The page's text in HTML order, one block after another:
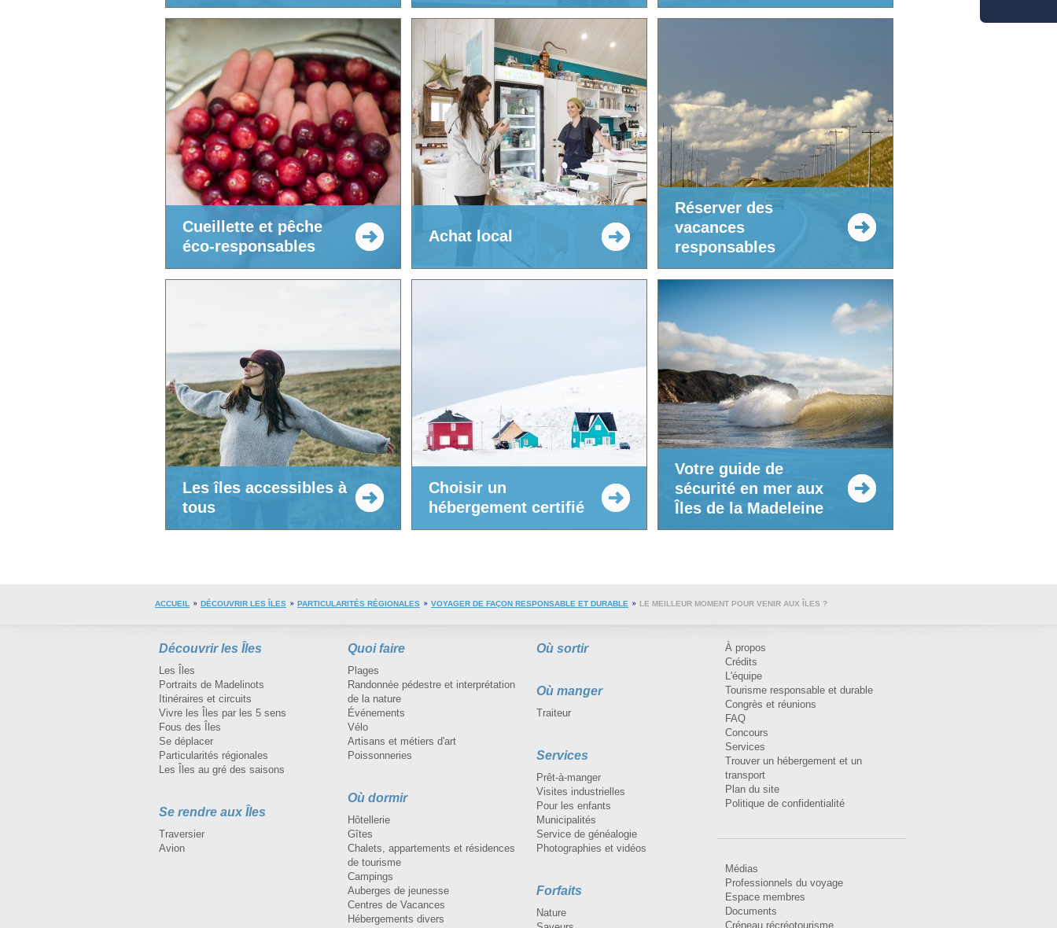
Cueillette et pêche
éco-responsables
Achat local
Réserver des
vacances
responsables
Les îles accessibles à
tous
Choisir un
hébergement certifié
Votre guide de
sécurité en mer aux
Îles de la Madeleine
ACCUEIL DÉCOUVRIR LES ÎLES PARTICULARITÉS RÉGIONALES VOYAGER DE FAÇON RESPONSABLE ET DURABLE LE MEILLEUR MOMENT POUR VENIR AUX ÎLES ?
Découvrir les Îles
Les Îles
Portraits de Madelinots
Itinéraires et circuits
Vivre les Îles par les 5 sens
Fous des Îles
Se déplacer
Particularités régionales
Les Îles au gré des saisons
Se rendre aux Îles
Traversier
Avion
Quoi faire
Plages
Randonnée pédestre et interprétation
de la nature
Événements
Vélo
Artisans et métiers d'art
Poissonneries
Où dormir
Hôtellerie
Gîtes
Chalets, appartements et résidences
de tourisme
Campings
Auberges de jeunesse
Centres de Vacances
Hébergements divers
Où sortir
Où manger
Traiteur
Services
Prêt-à-manger
Visites industrielles
Pour les enfants
Municipalités
Service de généalogie
Photographies et vidéos
Forfaits
Nature
À propos
Crédits
L'équipe
Tourisme responsable et durable
Congrès et réunions
FAQ
Concours
Services
Trouver un hébergement et un
transport
Plan du site
Politique de confidentialité
Médias
Professionnels du voyage
Espace membres
Documents
Créneau récréotourisme